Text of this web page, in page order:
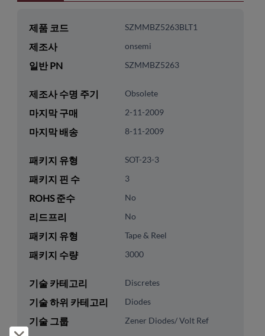
제품 코드 SZMMBZ5263BLT1
제조사 onsemi
일반 PN SZMMBZ5263
제조사 수명 주기 Obsolete
마지막 구매 2-11-2009
마지막 배송 8-11-2009
패키지 유형 SOT-23-3
패키지 핀 수 3
ROHS 준수 No
리드프리 No
패키지 유형 Tape & Reel
패키지 수량 3000
기술 카테고리 Discretes
기술 하위 카테고리 Diodes
기술 그룹 Zener Diodes/ Volt Ref